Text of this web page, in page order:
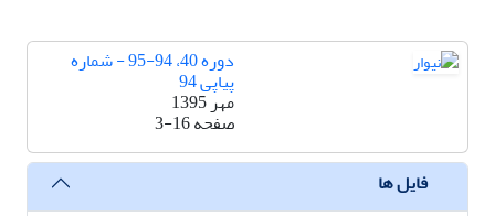
دوره 40، 94-95 - شماره
پیاپی 94
مهر 1395
صفحه3-16
فایل ها